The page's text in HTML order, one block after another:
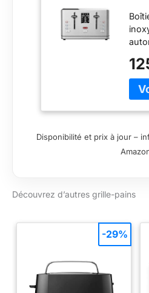
et
un
Disponibilité et prix à jour –
Découvrez d’autres grille-pains
-29%